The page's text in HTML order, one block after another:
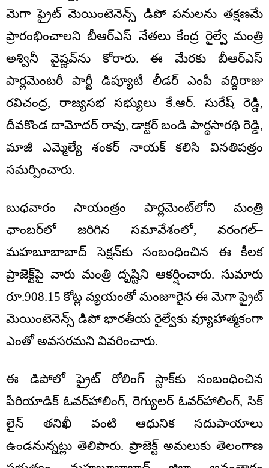
మెగా ఫ్రైట్ మెయింటెనెన్స్ డిపో పనులను తక్షణమే
ప్రారంభించాలని బీఆర్‌ఎస్ నేతలు కేంద్ర రైల్వే మంత్రి
అశ్వినీ వైష్ణవ్‌ను కోరారు. ఈ మేరకు బీఆర్‌ఎస్
పార్లమెంటరీ పార్టీ డిప్యూటీ లీడర్ ఎంపీ వద్దిరాజు
రవిచంద్ర, రాజ్యసభ సభ్యులు కే.ఆర్. సురేష్ రెడ్డి,
దీవకొండ దామోదర్ రావు, డాక్టర్ బండి పార్థసారథి రెడ్డి,
మాజీ ఎమ్మెల్యే శంకర్ నాయక్ కలిసి వినతిపత్రం
సమర్పించారు.
బుధవారం సాయంత్రం పార్లమెంట్‌లోని మంత్రి
ఛాంబర్‌లో జరిగిన సమావేశంలో, వరంగల్–
మహబూబాబాద్ సెక్షన్‌కు సంబంధించిన ఈ కీలక
ప్రాజెక్ట్‌పై వారు మంత్రి దృష్టిని ఆకర్షించారు. సుమారు
రూ.908.15 కోట్ల వ్యయంతో మంజూరైన ఈ మెగా ఫ్రైట్
మెయింటెనెన్స్ డిపో భారతీయ రైల్వేకు వ్యూహాత్మకంగా
ఎంతో అవసరమని వివరించారు.
ఈ డిపోలో ఫ్రైట్ రోలింగ్ స్టాక్‌కు సంబంధించిన
పీరియాడిక్ ఓవర్‌హాలింగ్, రెగ్యులర్ ఓవర్‌హాలింగ్, సిక్
లైన్ తనిఖీ వంటి ఆధునిక సదుపాయాలు
ఉండనున్నట్లు తెలిపారు. ప్రాజెక్ట్ అమలుకు తెలంగాణ